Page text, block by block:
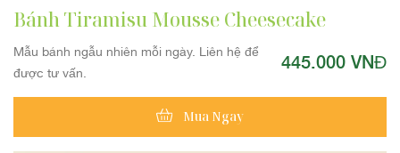
Bánh Tiramisu Mousse Cheesecake
Mẫu bánh ngẫu nhiên mỗi ngày. Liên hệ để
được tư vấn.
445.000 VNĐ
Mua Ngay